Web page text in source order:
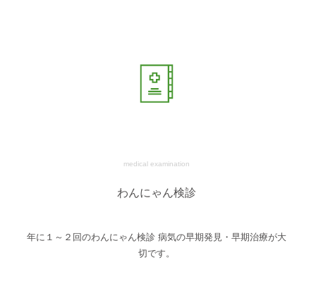
medical examination
わんにゃん検診
年に１～２回のわんにゃん検診 病気の早期発見・早期治療が大
切です。